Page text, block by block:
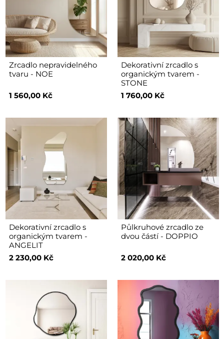
Zrcadlo nepravidelného
tvaru - NOE
1 560,00 Kč
Dekorativní zrcadlo s
organickým tvarem -
STONE
1 760,00 Kč
Dekorativní zrcadlo s
organickým tvarem -
ANGELIT
2 230,00 Kč
Půlkruhové zrcadlo ze
dvou částí - DOPPIO
2 020,00 Kč